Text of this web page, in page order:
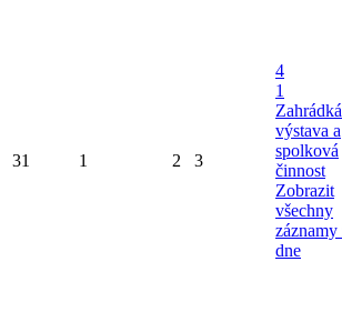
31 1 2 3
4
1
výstava a
spolková
činnost
Zobrazit
všechny
záznamy
dne